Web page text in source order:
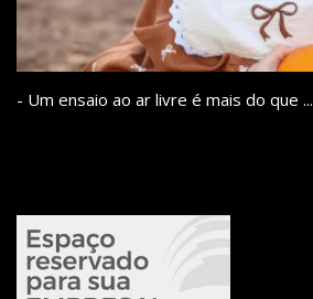
- Um ensaio ao ar livre é mais do que ...